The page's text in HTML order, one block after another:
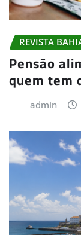
REVISTA
Pensão
quem tem
admin